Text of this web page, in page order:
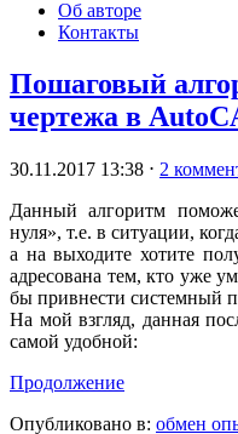
Об авторе
Контакты
Пошаговый
чертежа в
30.11.2017 13:38 ⋅ 2
Данный алгоритм
нуля», т.е. в ситуации,
а на выходите хотите
адресована тем, кто уже
бы привнести системный
На мой взгляд, данная
самой удобной:
Продолжение
Опубликовано в: обмен